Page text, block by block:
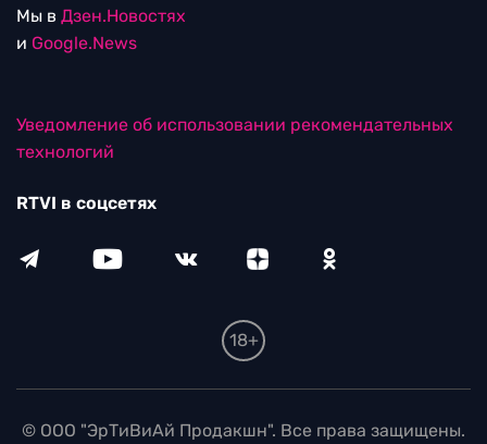
Мы в Дзен.Новостях
и Google.News
Уведомление об использовании рекомендательных
технологий
RTVI в соцсетях
18+
© ООО "ЭрТиВиАй Продакшн". Все права защищены.